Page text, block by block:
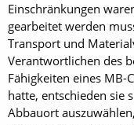
Einschränkungen
gearbeitet werden
Transport und
Verantwortlichen des
Fähigkeiten eines MB-
hatte, entschieden sie
Abbauort